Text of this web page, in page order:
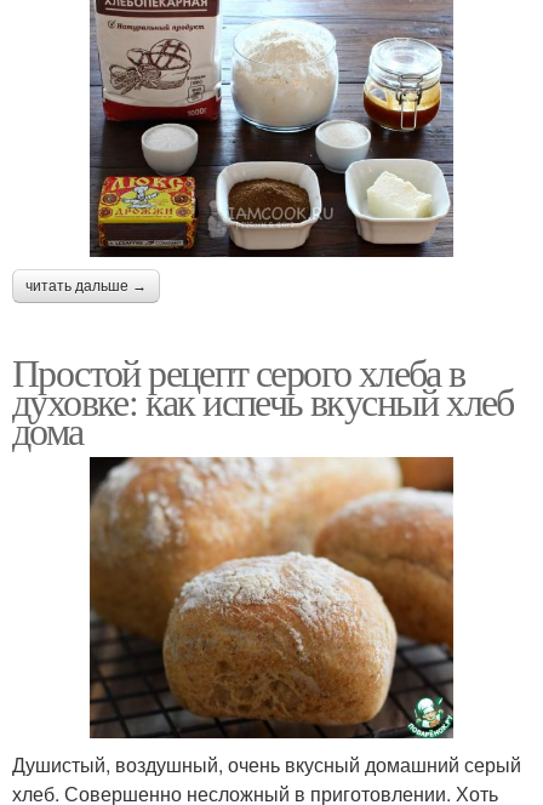
Хлеба на закваске Цвета в хлебе
Хлеба на опаре Хлеб на опаре
Хлеб без опары Мука для серого хлеба
Ингредиенты для
серого хлеба
Хлеб от обычного
хлеба
Хлеба от начала
Хлеб без
использования
Формовой хлеб Белый хлеб
читать дальше →
Простой рецепт серого хлеба в
духовке: как испечь вкусный хлеб
дома
Душистый, воздушный, очень вкусный домашний серый
хлеб. Совершенно несложный в приготовлении. Хоть